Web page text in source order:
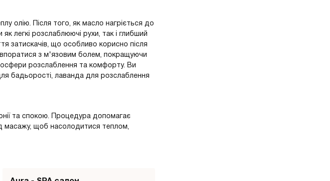
олію. Після того, як масло нагріється до
легкі розслаблюючі рухи, так і глибший
затискачів, що особливо корисно після
з м'язовим болем, покращуючи
розслаблення та комфорту. Ви
бадьорості, лаванда для розслаблення
та спокою. Процедура допомагає
масажу, щоб насолодитися теплом,